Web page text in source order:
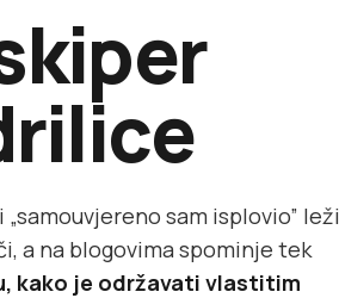
sam isplovio” leži
a na blogovima spominje tek
kako je održavati vlastitim